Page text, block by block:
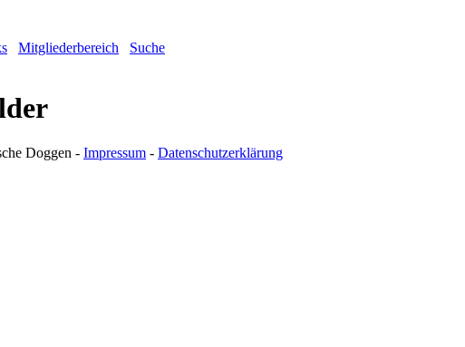
Mitgliederbereich Suche
Doggen - Impressum - Datenschutzerklärung